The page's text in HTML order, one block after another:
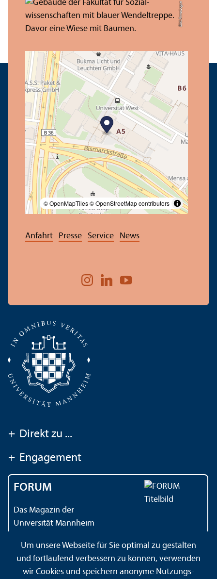
Bild: Anna Logue
© OpenMapTiles© OpenStreetMap contributors
Anfahrt Presse Service News
+ Direkt zu ...
+ Engagement
FORUM
Das Magazin der
Universität Mannheim
Kontakt Impressum Datenschutz
Barrierefreiheit
Um unsere Webseite für Sie optimal zu gestalten
und fortlaufend verbessern zu können, verwenden
wir Cookies und speichern anonyme Nutzungs­